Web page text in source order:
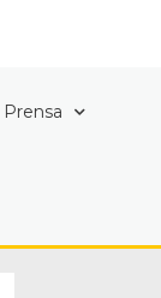
Prensa